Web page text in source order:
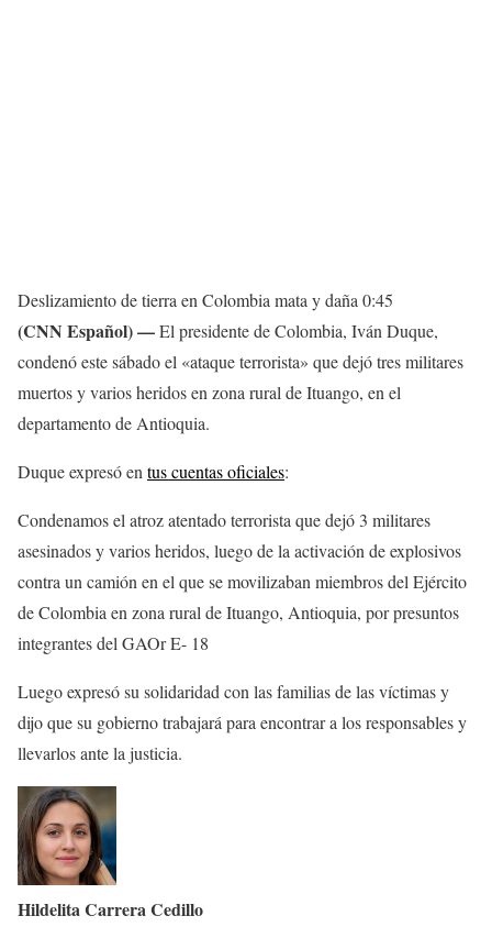
Deslizamiento de tierra en Colombia mata y daña 0:45
(CNN Español) —El presidente de Colombia, Iván Duque,
condenó este sábado el «ataque terrorista» que dejó tres militares
muertos y varios heridos en zona rural de Ituango, en el
departamento de Antioquia.
Duque expresó en tus cuentas oficiales:
Condenamos el atroz atentado terrorista que dejó 3 militares
asesinados y varios heridos, luego de la activación de explosivos
contra un camión en el que se movilizaban miembros del Ejército
de Colombia en zona rural de Ituango, Antioquia, por presuntos
integrantes del GAOr E- 18
Luego expresó su solidaridad con las familias de las víctimas y
dijo que su gobierno trabajará para encontrar a los responsables y
llevarlos ante la justicia.
Hildelita Carrera Cedillo